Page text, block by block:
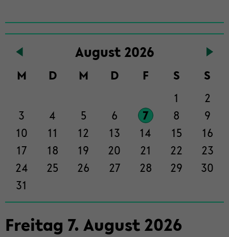
Haupt­
halt
seln
Au­gust 2026
M D M D F S
S
1
2
3
4 5 6 7 8
9
10
11 12 13 14 15
16
17
18 19 20 21 22
23
24
25 26 27 28 29
30
31
Frei­tag 7. Au­gust2026